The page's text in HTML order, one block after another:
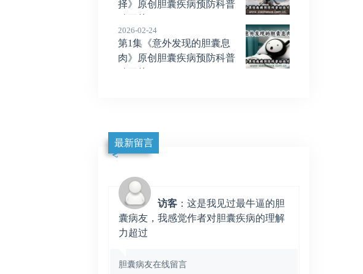
择》原创胆囊疾病预防科普
2026-02-24
第1集《意外发现的胆囊息
肉》原创胆囊疾病预防科普
最新留言
访客 ：这是我见过最牛逼的胆
囊病友，我感觉作者对胆囊疾病的理解
力超过
胆囊病友在线留言